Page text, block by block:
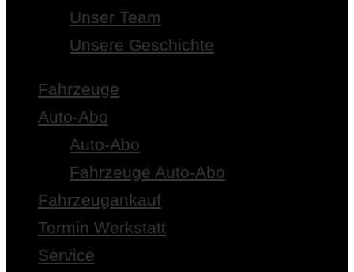
Unser Team
Unsere Geschichte
Fahrzeuge
Auto-Abo
Auto-Abo
Fahrzeuge Auto-Abo
Fahrzeugankauf
Termin Werkstatt
Service